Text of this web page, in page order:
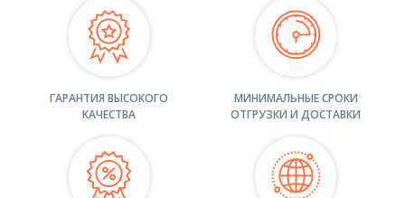
ГАРАНТИЯ ВЫСОКОГО
КАЧЕСТВА
МИНИМАЛЬНЫЕ СРОКИ
ОТГРУЗКИ И ДОСТАВКИ